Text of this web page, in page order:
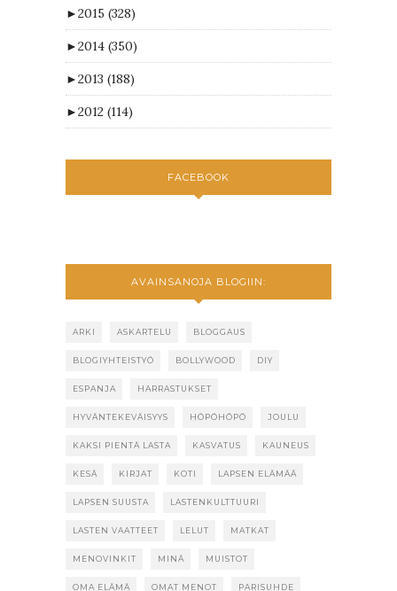
►2015 (328)
►2014 (350)
►2013 (188)
►2012 (114)
FACEBOOK
AVAINSANOJA BLOGIIN:
ARKI ASKARTELU BLOGGAUS
BLOGIYHTEISTYÖ BOLLYWOOD DIY
ESPANJA HARRASTUKSET
HYVÄNTEKEVÄISYYS HÖPÖHÖPÖ JOULU
KAKSI PIENTÄ LASTA KASVATUS KAUNEUS
KESÄ KIRJAT KOTI LAPSEN ELÄMÄÄ
LAPSEN SUUSTA LASTENKULTTUURI
LASTEN VAATTEET LELUT MATKAT
MENOVINKIT MINÄ MUISTOT
OMA ELÄMÄ OMAT MENOT PARISUHDE